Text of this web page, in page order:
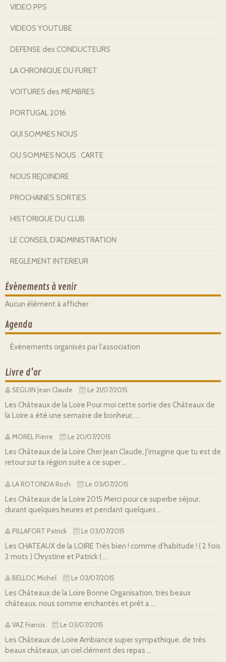
VIDEO PPS
VIDEOS YOUTUBE
DEFENSE des CONDUCTEURS
LA CHRONIQUE DU FURET
VOITURES des MEMBRES
PORTUGAL 2016
QUI SOMMES NOUS
OU SOMMES NOUS . CARTE
NOUS REJOINDRE
PROCHAINES SORTIES
HISTORIQUE DU CLUB
LE CONSEIL D'ADMINISTRATION
REGLEMENT INTERIEUR
Évènements à venir
Aucun élément à afficher
Agenda
Événements organisés par l'association
Livre d'or
SEGUIN Jean Claude Le 21/07/2015
Les Châteaux de la Loire Pour moi cette sortie des Châteaux de
la Loire a été une semaine de bonheur, ...
MOREL Pierre Le 20/07/2015
Les Châteaux de la Loire Cher Jean Claude, J'imagine que tu est de
retour sur ta région suite a ce super ...
LA ROTONDA Roch Le 03/07/2015
Les Châteaux de la Loire 2015 Merci pour ce superbe séjour,
durant quelques heures et pendant quelques ...
PILLAFORT Patrick Le 03/07/2015
Les CHATEAUX de la LOIRE Très bien ! comme d'habitude ! ( 2 fois
2 mots ) Chrystine et Patrick ( ...
BELLOC Michel Le 03/07/2015
Les Châteaux de la Loire Bonne Organisation, très beaux
châteaux, nous somme enchantés et prêt a ...
VAZ Francis Le 03/07/2015
Les Châteaux de Loire Ambiance super sympathique, de très
beaux châteaux, un ciel clément des repas ...